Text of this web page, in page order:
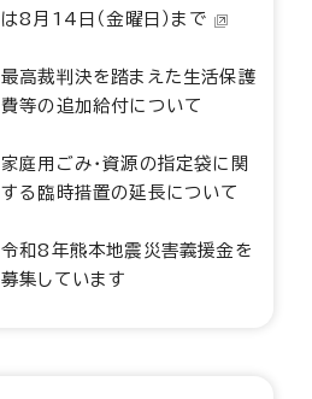
は8月14日（金曜日）まで
最高裁判決を踏まえた生活保護
費等の追加給付について
家庭用ごみ・資源の指定袋に関
する臨時措置の延長について
令和8年熊本地震災害義援金を
募集しています